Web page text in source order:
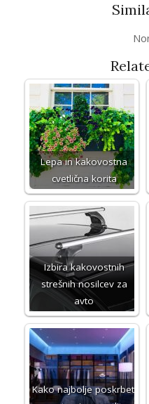
Lepa in kakovostna
cvetlična korita
Izbira kakovostnih
strešnih nosilcev za
avto
Kako najbolje poskrbeti